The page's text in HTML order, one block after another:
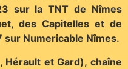
sur la TNT de Nîmes
des Capitelles et de
sur Numericable Nîmes.
Hérault et Gard), chaîne